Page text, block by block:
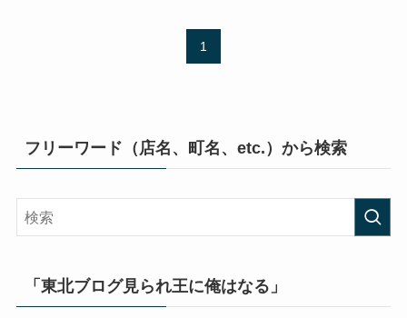
1
フリーワード（店名、町名、etc.）から検索
「東北ブログ見られ王に俺はなる」